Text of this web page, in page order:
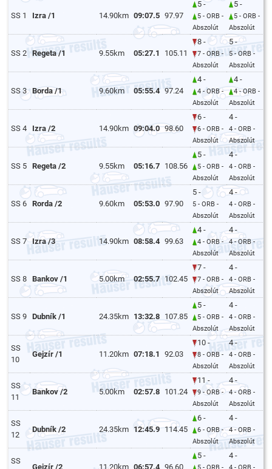
SS 1 Izra /1 14.90km 09:07.5 97.97
5 -
5 - ORB -
Abszolút
5 -
5 - ORB -
Abszolút
SS 2 Regeta /1 9.55km 05:27.1 105.11
8 -
7 - ORB -
Abszolút
5 -
5 - ORB -
Abszolút
SS 3 Borda /1 9.60km 05:55.4 97.24
4 -
4 - ORB -
Abszolút
4 -
4 - ORB -
Abszolút
SS 4 Izra /2 14.90km 09:04.0 98.60
6 -
6 - ORB -
Abszolút
4 -
4 - ORB -
Abszolút
SS 5 Regeta /2 9.55km 05:16.7 108.56
5 -
5 - ORB -
Abszolút
4 -
4 - ORB -
Abszolút
SS 6 Rorda /2 9.60km 05:53.0 97.90
5 -
5 - ORB -
Abszolút
4 -
4 - ORB -
Abszolút
SS 7 Izra /3 14.90km 08:58.4 99.63
4 -
4 - ORB -
Abszolút
4 -
4 - ORB -
Abszolút
SS 8 Bankov /1 5.00km 02:55.7 102.45
7 -
7 - ORB -
Abszolút
4 -
4 - ORB -
Abszolút
SS 9 Dubník /1 24.35km 13:32.8 107.85
5 -
5 - ORB -
Abszolút
4 -
4 - ORB -
Abszolút
SS
10
Gejzír /1 11.20km 07:18.1 92.03
10 -
8 - ORB -
Abszolút
4 -
4 - ORB -
Abszolút
SS
11
Bankov /2 5.00km 02:57.8 101.24
11 -
9 - ORB -
Abszolút
4 -
4 - ORB -
Abszolút
SS
12
Dubník /2 24.35km 12:45.9 114.45
6 -
6 - ORB -
Abszolút
4 -
4 - ORB -
Abszolút
SS
Gejzír /2 11.20km 06:57.4 96.60
5 - 4 -